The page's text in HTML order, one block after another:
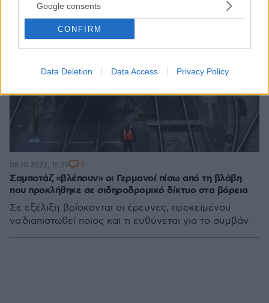
Google consents
CONFIRM
Data Deletion Data Access Privacy Policy
Σαμποτάζ «βλέπουν» οι Γερμανοί πίσω από τη βλάβη
που προκλήθηκε σε σιδηροδρομικό δίκτυο στα βόρεια
Σε εξέλιξη βρίσκονται οι έρευνες, προκειμένου
να διαπιστωθεί ποιος και τι ευθύνεται για το συμβάν
08.10.2022, 15:29 1